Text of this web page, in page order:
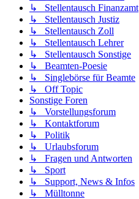
↳ Stellentausch Finanzamt
↳ Stellentausch Justiz
↳ Stellentausch Zoll
↳ Stellentausch Lehrer
↳ Stellentausch Sonstige
↳ Beamten-Poesie
↳ Singlebörse für Beamte
↳ Off Topic
Sonstige Foren
↳ Vorstellungsforum
↳ Kontaktforum
↳ Politik
↳ Urlaubsforum
↳ Fragen und Antworten
↳ Sport
↳ Support, News & Infos
↳ Mülltonne